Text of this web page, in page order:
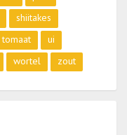
shiitakes
tomaat
ui
wortel zout